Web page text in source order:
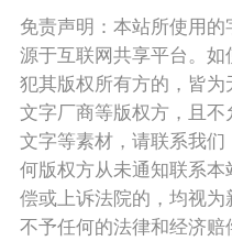
免责声明：本站所使用
源于互联网共享平台。
犯其版权所有方的，皆
文字厂商等版权方，且
文字等素材，请联系我
何版权方从未通知联系
偿或上诉法院的，均视
不予任何的法律和经济赔